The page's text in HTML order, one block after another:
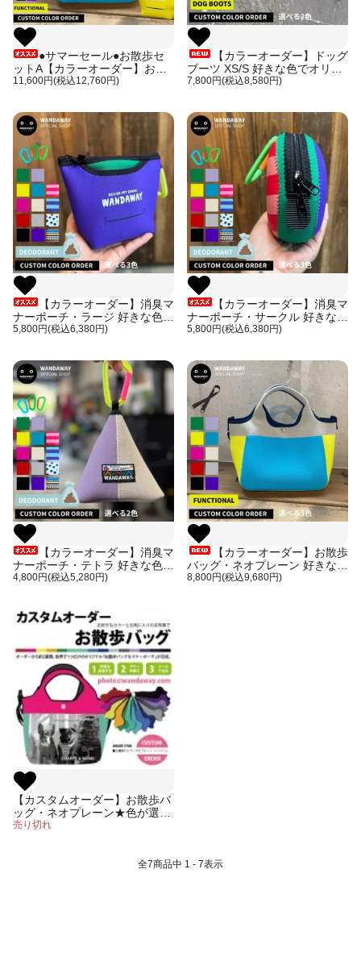
●サマーセール●お散歩セ
ットA【カラーオーダー】お散
歩バッグ・ネオプレーン 好きな
製 お届けまで〜4週間
11,600円(税込12,760円)
【カラーオーダー】ドッグ
ブーツ XS/S 好きな色でオリジ
ナルアイテムを作ろう！カラフ
7,800円(税込8,580円)
【カラーオーダー】消臭マ
ナーポーチ・ラージ 好きな色で
オリジナルアイテムを作ろう！
5,800円(税込6,380円)
【カラーオーダー】消臭マ
ナーポーチ・サークル 好きな色
でオリジナルアイテムを作ろ
5,800円(税込6,380円)
【カラーオーダー】消臭マ
ナーポーチ・テトラ 好きな色で
オリジナルアイテムを作ろう！
4,800円(税込5,280円)
【カラーオーダー】お散歩
バッグ・ネオプレーン 好きな色
でオリジナルアイテムを作ろ
8,800円(税込9,680円)
【カスタムオーダー】お散歩バ
ッグ・ネオプレーン★色が選べ
る！お気に入りの写真も入れら
売り切れ
全7商品中 1 - 7表示